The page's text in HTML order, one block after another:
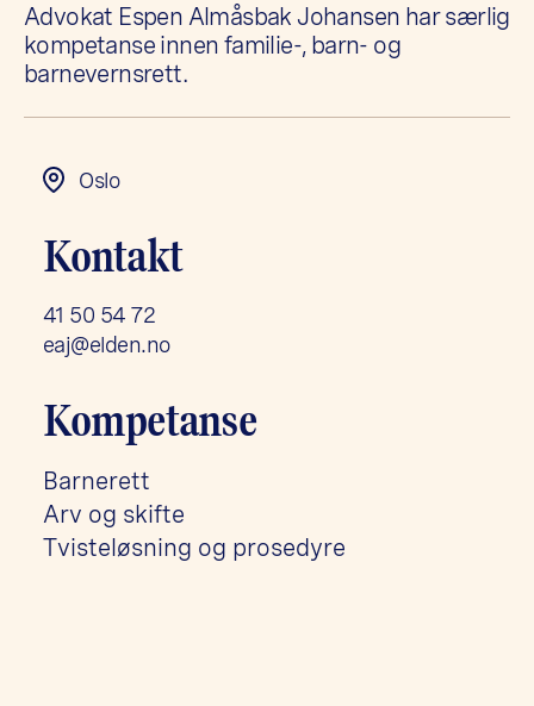
Advokat Espen Almåsbak Johansen har særlig
kompetanse innen familie-, barn- og
barnevernsrett.
Oslo
Kontakt
41 50 54 72
eaj@elden.no
Kompetanse
Barnerett
Arv og skifte
Tvisteløsning og prosedyre